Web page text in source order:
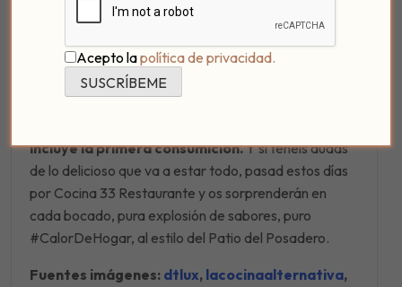
No dudéis en proponernos cosas, siempre estamos
abiertos, respetando que sea con estilo casero y
posadero, como nos gusta (-:
incluye la primera consumición.Y si tenéis dudas
de lo delicioso que va a estar todo, pasad estos días
por Cocina 33 Restaurante y os sorprenderán en
cada bocado, pura explosión de sabores, puro
#CalorDeHogar, al estilo del Patio del Posadero.
Fuentes imágenes: dtlux, lacocinaalternativa,
Acepto lapolítica de privacidad.